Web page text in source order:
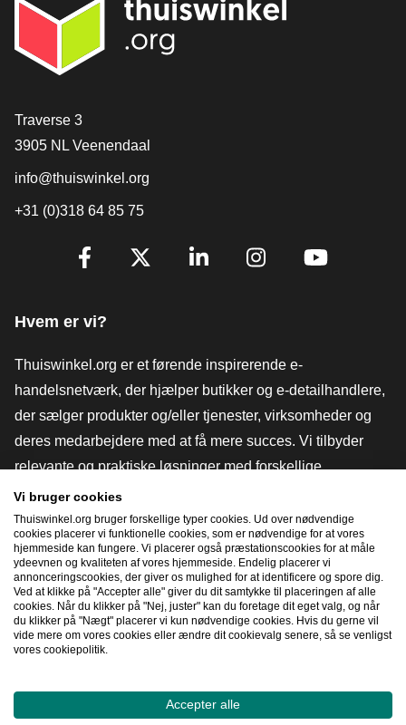
[_General:Contact]
Traverse 3
3905 NL Veenendaal
info@thuiswinkel.org
+31 (0)318 64 85 75
[_General:SocialMediaTitle]
Hvem er vi?
Thuiswinkel.org er et førende inspirerende e-
handelsnetværk, der hjælper butikker og e-detailhandlere,
der sælger produkter og/eller tjenester, virksomheder og
deres medarbejdere med at få mere succes. Vi tilbyder
relevante og praktiske løsninger med forskellige
tillidsmærker, Thuiswinkel-anmeldelser, juridiske værktøjer
og rådgivning, fortalervirksomhed, markedsundersøgelser
og har vores egen uddannelsesplatform, Thuiswinkel e-
Academy.
Naviger hurtigt
Vi bruger cookies
Thuiswinkel.org bruger forskellige typer cookies. Ud over nødvendige
cookies placerer vi funktionelle cookies, som er nødvendige for at vores
hjemmeside kan fungere. Vi placerer også præstationscookies for at måle
ydeevnen og kvaliteten af ​​vores hjemmeside. Endelig placerer vi
annonceringscookies, der giver os mulighed for at identificere og spore dig.
Ved at klikke på "Accepter alle" giver du dit samtykke til placeringen af ​​alle
cookies. Når du klikker på "Nej, juster" kan du foretage dit eget valg, og når
du klikker på "Nægt" placerer vi kun nødvendige cookies. Hvis du gerne vil
vide mere om vores cookies eller ændre dit cookievalg senere, så se venligst
vores cookiepolitik.
Accepter alle